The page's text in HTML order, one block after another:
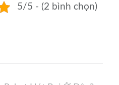
5/5 - (2 bình chọn)